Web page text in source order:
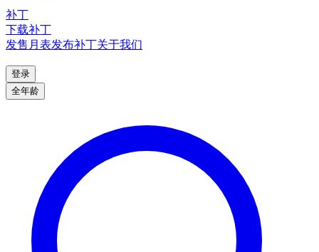
补丁
下载补丁
发售月表发布补丁关于我们
登录
全年龄